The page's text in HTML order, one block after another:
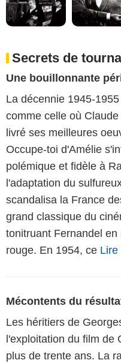
Secrets de
Une bouillonnante
La décennie 1945-
comme celle où
livré ses meilleures
Occupe-toi d'Amélie
polémique et fidèle à
l'adaptation du
scandalisa la France
grand classique du
tonitruant Fernandel
rouge. En 1954, ce Lire
Mécontents du
Les héritiers de
l'exploitation du film de
plus de trente ans. La